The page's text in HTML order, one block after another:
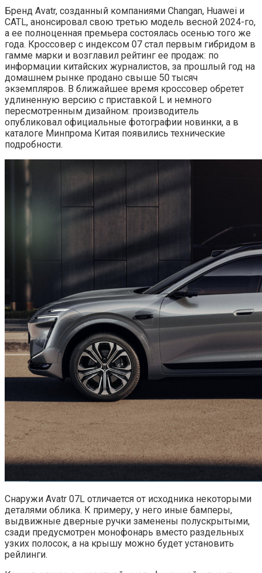
Бренд Avatr, созданный компаниями Changan, Huawei и
CATL, анонсировал свою третью модель весной 2024-го,
а ее полноценная премьера состоялась осенью того же
года. Кроссовер с индексом 07 стал первым гибридом в
гамме марки и возглавил рейтинг ее продаж: по
информации китайских журналистов, за прошлый год на
домашнем рынке продано свыше 50 тысяч
экземпляров. В ближайшее время кроссовер обретет
удлиненную версию с приставкой L и немного
пересмотренным дизайном: производитель
опубликовал официальные фотографии новинки, а в
каталоге Минпрома Китая появились технические
подробности.
Снаружи Avatr 07L отличается от исходника некоторыми
деталями облика. К примеру, у него иные бамперы,
выдвижные дверные ручки заменены полускрытыми,
сзади предусмотрен монофонарь вместо раздельных
узких полосок, а на крышу можно будет установить
рейлинги.